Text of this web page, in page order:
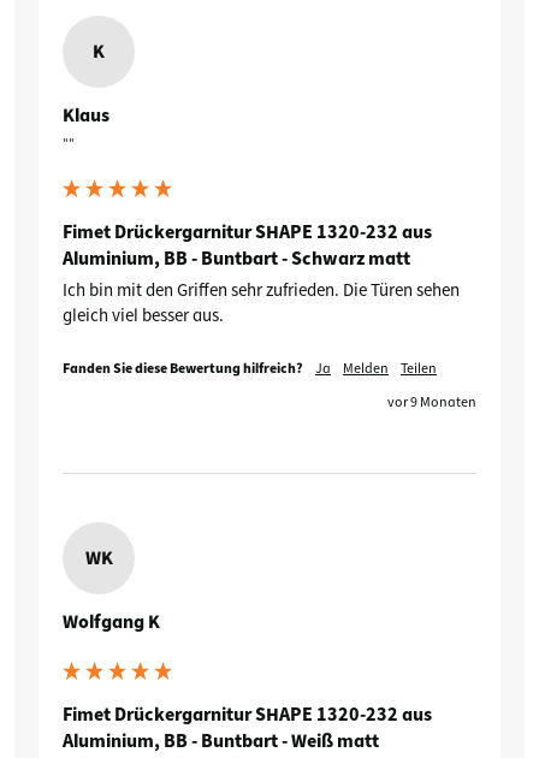
K
Klaus
""
Fimet Drückergarnitur SHAPE 1320-232 aus
Aluminium, BB - Buntbart - Schwarz matt
Ich bin mit den Griffen sehr zufrieden. Die Türen sehen
gleich viel besser aus.
Fanden Sie diese Bewertung hilfreich? Ja Melden
Teilen
vor 9 Monaten
WK
Wolfgang K
Fimet Drückergarnitur SHAPE 1320-232 aus
Aluminium, BB - Buntbart - Weiß matt